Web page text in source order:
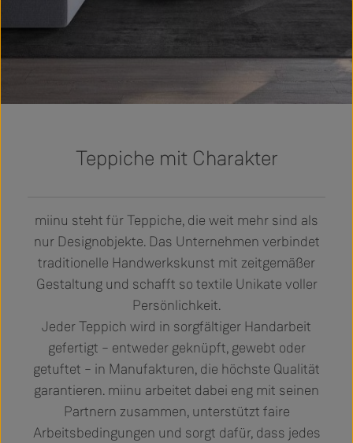
Teppiche mit Charakter
miinu steht für Teppiche, die weit mehr sind als
nur Designobjekte. Das Unternehmen verbindet
traditionelle Handwerkskunst mit zeitgemäßer
Gestaltung und schafft so textile Unikate voller
Persönlichkeit.
Jeder Teppich wird in sorgfältiger Handarbeit
gefertigt – entweder geknüpft, gewebt oder
getuftet – in Manufakturen, die höchste Qualität
garantieren. miinu arbeitet dabei eng mit seinen
Partnern zusammen, unterstützt faire
Arbeitsbedingungen und sorgt dafür, dass jedes